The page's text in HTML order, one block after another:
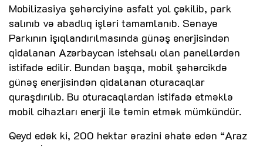
Mobilizasiya şəhərciyinə asfalt yol çəkilib, park
salınıb və abadlıq işləri tamamlanıb. Sənaye
Parkının işıqlandırılmasında günəş enerjisindən
qidalanan Azərbaycan istehsalı olan panellərdən
istifadə edilir. Bundan başqa, mobil şəhərcikdə
günəş enerjisindən qidalanan oturacaqlar
quraşdırılıb. Bu oturacaqlardan istifadə etməklə
mobil cihazları enerji ilə təmin etmək mümkündür.
Qeyd edək ki, 200 hektar ərazini əhatə edən “Araz